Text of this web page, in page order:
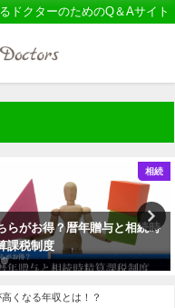
ドクターのためのQ＆Aサイト
相続
らがお得？暦年贈与と相続時
課税制度
くなる年収とは！？